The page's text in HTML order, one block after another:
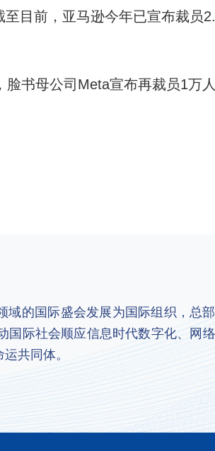
目前，亚马逊今年已宣布裁员
书母公司Meta宣布再裁员1万
域的国际盛会发展为国际组织，总
际社会顺应信息时代数字化、网络
共同体。